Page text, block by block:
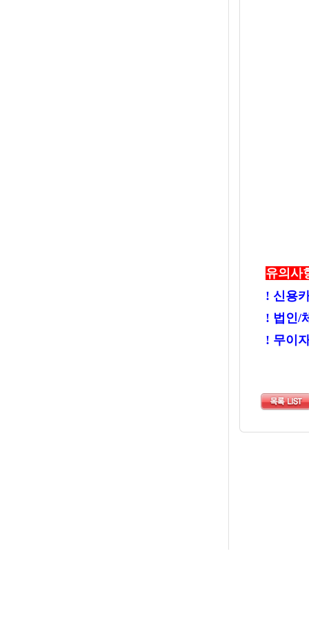
유의사
! 신용
! 법인/
! 무이